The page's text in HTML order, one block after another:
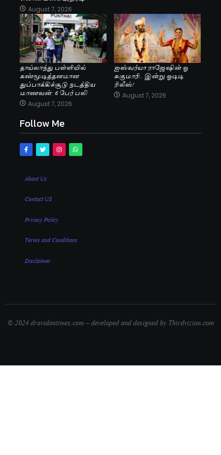
August 7, 2026
தாய்லாந்து பள்ளியில்
கண்மூடித்தனமான
துப்பாக்கிச்சூடு நடத்திய
மாணவன்: 6 பேர் பலி
August 7, 2026
ஐஸ்வர்யா ராஜேஷின் ஓ
சுகுமாரி.. இன்று ஓடிடி
ரிலீஸ்!
August 7, 2026
Follow Me
About Us
Contact US
Privacy Policy
Terms and Conditions
Disclaimer
© 2024 dravidantimes.com – developed and designed by Thirdvizion.com